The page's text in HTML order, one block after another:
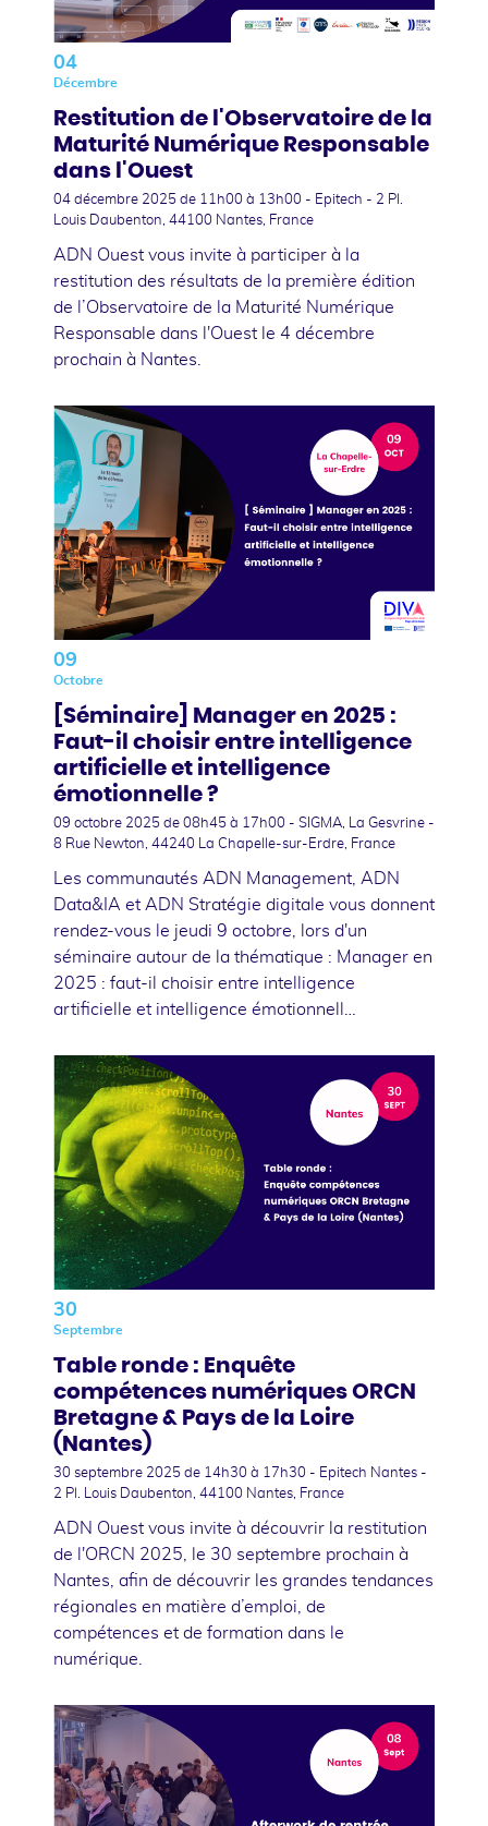
04
Décembre
Restitution de l'Observatoire de la
Maturité Numérique Responsable
dans l'Ouest
04 décembre 2025 de 11h00 à 13h00 - Epitech - 2 Pl.
Louis Daubenton, 44100 Nantes, France
ADN Ouest vous invite à participer à la
restitution des résultats de la première édition
de l’Observatoire de la Maturité Numérique
Responsable dans l'Ouest le 4 décembre
prochain à Nantes.
09
Octobre
[Séminaire] Manager en 2025 :
Faut-il choisir entre intelligence
artificielle et intelligence
émotionnelle ?
09 octobre 2025 de 08h45 à 17h00 - SIGMA, La Gesvrine -
8 Rue Newton, 44240 La Chapelle-sur-Erdre, France
Les communautés ADN Management, ADN
Data&IA et ADN Stratégie digitale vous donnent
rendez-vous le jeudi 9 octobre, lors d'un
séminaire autour de la thématique : Manager en
2025 : faut-il choisir entre intelligence
artificielle et intelligence émotionnell…
30
Septembre
Table ronde : Enquête
compétences numériques ORCN
Bretagne & Pays de la Loire
(Nantes)
30 septembre 2025 de 14h30 à 17h30 - Epitech Nantes -
2 Pl. Louis Daubenton, 44100 Nantes, France
ADN Ouest vous invite à découvrir la restitution
de l'ORCN 2025, le 30 septembre prochain à
Nantes, afin de découvrir les grandes tendances
régionales en matière d’emploi, de
compétences et de formation dans le
numérique.